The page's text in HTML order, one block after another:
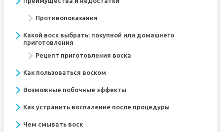
Противопоказания
Какой воск выбрать: покупной или домашнего
приготовления
Рецепт приготовления воска
Как пользоваться воском
Возможные побочные эффекты
Как устранить воспаление после процедуры
Чем смывать воск